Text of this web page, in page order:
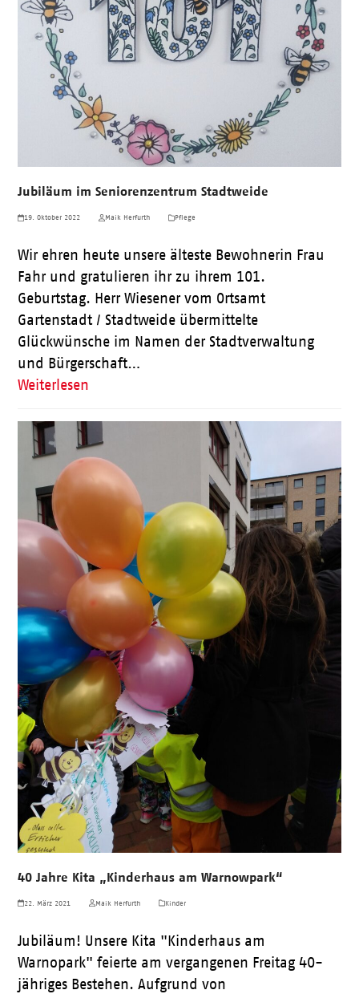
Jubiläum im Seniorenzentrum Stadtweide
19. Oktober 2022 Maik Herfurth Pflege
Wir ehren heute unsere älteste Bewohnerin Frau
Fahr und gratulieren ihr zu ihrem 101.
Geburtstag. Herr Wiesener vom Ortsamt
Gartenstadt / Stadtweide übermittelte
Glückwünsche im Namen der Stadtverwaltung
und Bürgerschaft…
Weiterlesen
40 Jahre Kita „Kinderhaus am Warnowpark“
22. März 2021 Maik Herfurth Kinder
Jubiläum! Unsere Kita "Kinderhaus am
Warnopark" feierte am vergangenen Freitag 40-
jähriges Bestehen. Aufgrund von